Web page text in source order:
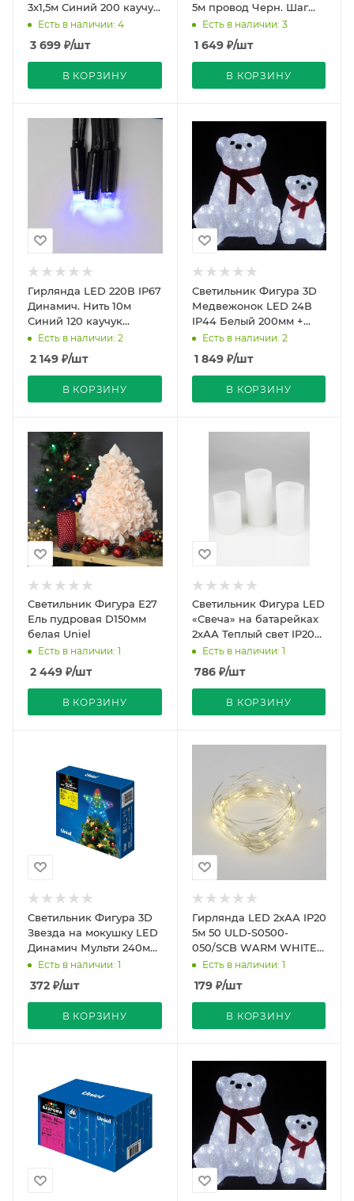
3х1,5м Синий 200 каучук
Бел. С сет.шнуром Uniel
Есть в наличии: 4
3 699 ₽/шт
В КОРЗИНУ
5м провод Черн. Шаг
50см BELT Light+1,5м
Есть в наличии: 3
1 649₽/шт
В КОРЗИНУ
Гирлянда LED 220В IP67
Динамич. Нить 10м
Синий 120 каучук
Черный Uniel
Есть в наличии: 2
2 149 ₽/шт
В КОРЗИНУ
Светильник Фигура 3D
Медвежонок LED 24В
IP44 Белый 200мм +
Адаптер D6007 Svetlon
Есть в наличии: 2
1 849₽/шт
В КОРЗИНУ
Светильник Фигура Е27
Ель пудровая D150мм
белая Uniel
Есть в наличии: 1
2 449 ₽/шт
В КОРЗИНУ
Светильник Фигура LED
«Свеча» на батарейках
2хАА Теплый свет IP20
Uniel
Есть в наличии: 1
786₽/шт
В КОРЗИНУ
Светильник Фигура 3D
Звезда на мокушку LED
Динамич Мульти 240мм
STAR-1 Uniel
Есть в наличии: 1
372 ₽/шт
В КОРЗИНУ
Гирлянда LED 2хАА IP20
5м 50 ULD-S0500-
050/SCB WARM WHITE
DEW
Есть в наличии: 1
179₽/шт
В КОРЗИНУ